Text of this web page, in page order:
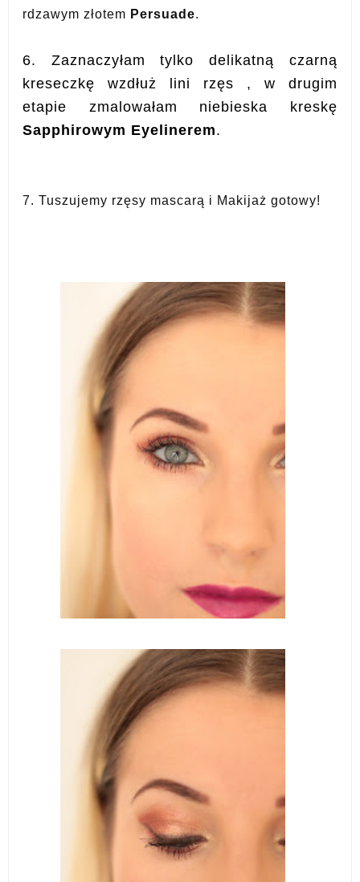
rdzawym złotem Persuade.
6. Zaznaczyłam tylko delikatną czarną
kreseczkę wzdłuż lini rzęs , w drugim
etapie zmalowałam niebieska kreskę
Sapphirowym Eyelinerem.
7. Tuszujemy rzęsy mascarą i Makijaż gotowy!